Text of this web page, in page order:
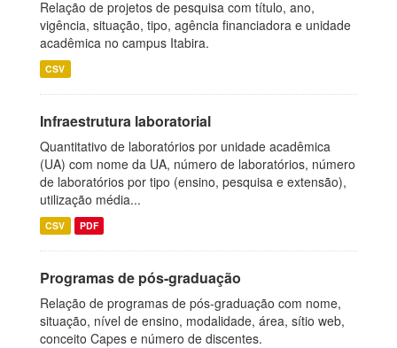
Relação de projetos de pesquisa com título, ano,
vigência, situação, tipo, agência financiadora e unidade
acadêmica no campus Itabira.
CSV
Infraestrutura laboratorial
Quantitativo de laboratórios por unidade acadêmica
(UA) com nome da UA, número de laboratórios, número
de laboratórios por tipo (ensino, pesquisa e extensão),
utilização média...
CSV PDF
Programas de pós-graduação
Relação de programas de pós-graduação com nome,
situação, nível de ensino, modalidade, área, sítio web,
conceito Capes e número de discentes.